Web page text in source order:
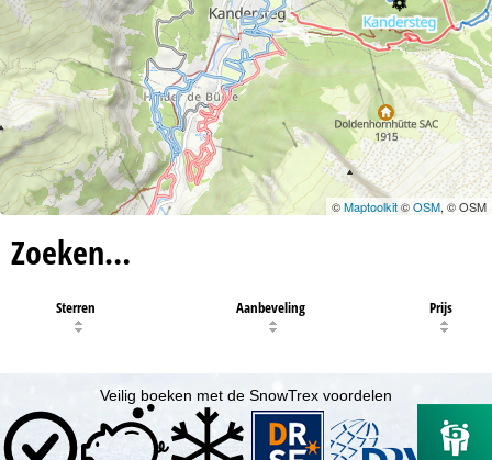
©Maptoolkit©OSM, © OSM
Zoeken…
Sterren Aanbeveling Prijs
Veilig boeken met de SnowTrex voordelen